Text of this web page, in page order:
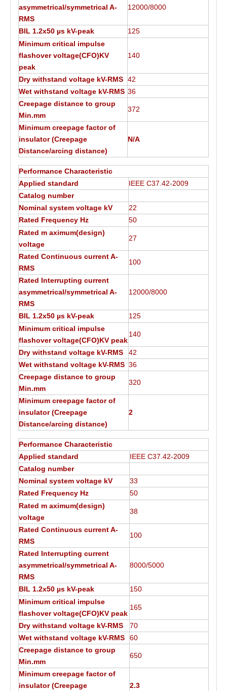
asymmetrical/symmetrical A-
RMS
12000/8000
BIL 1.2x50 µs kV-peak
125
Minimum critical impulse
flashover voltage(CFO)KV
peak
140
Dry withstand voltage kV-RMS 42
Wet withstand voltage kV-RMS 36
Creepage distance to group
Min.mm
372
Minimum creepage factor of
insulator (Creepage
Distance/arcing distance)
N/A
Performance Characteristic
Applied standard
IEEE C37.42-2009
Catalog number
Nominal system voltage kV
22
Rated Frequency Hz
50
Rated m aximum(design)
voltage
27
Rated Continuous current A-
RMS
100
Rated Interrupting current
asymmetrical/symmetrical A-
RMS
12000/8000
BIL 1.2x50 µs kV-peak
125
Minimum critical impulse
flashover voltage(CFO)KV peak
140
Dry withstand voltage kV-RMS
42
Wet withstand voltage kV-RMS 36
Creepage distance to group
Min.mm
320
Minimum creepage factor of
insulator (Creepage
Distance/arcing distance)
2
Performance Characteristic
Applied standard
IEEE C37.42-2009
Catalog number
Nominal system voltage kV
33
Rated Frequency Hz
50
Rated m aximum(design)
voltage
38
Rated Continuous current A-
RMS
100
Rated Interrupting current
asymmetrical/symmetrical A-
RMS
8000/5000
BIL 1.2x50 µs kV-peak
150
Minimum critical impulse
flashover voltage(CFO)KV peak
165
Dry withstand voltage kV-RMS
70
Wet withstand voltage kV-RMS
60
Creepage distance to group
Min.mm
650
Minimum creepage factor of
insulator (Creepage
2.3